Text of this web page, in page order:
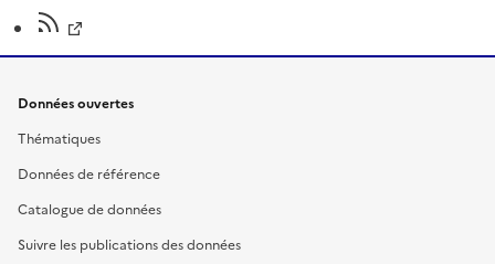
Données ouvertes
Thématiques
Données de référence
Catalogue de données
Suivre les publications des données